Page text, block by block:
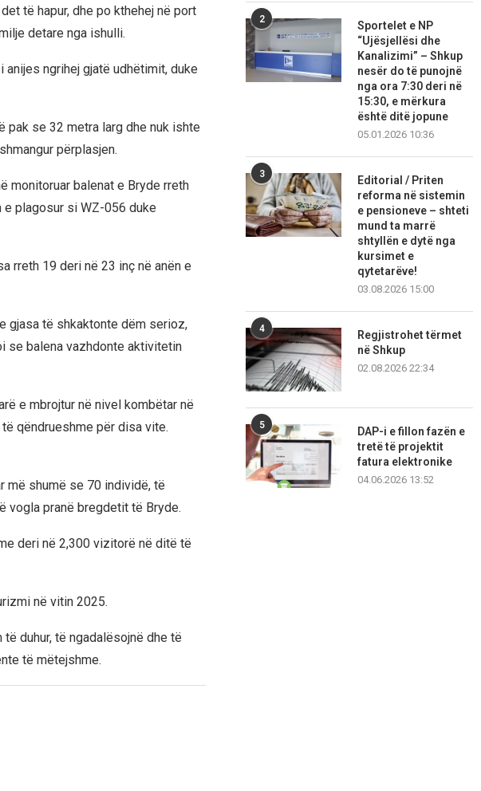
të hapur, dhe po kthehej në port
detare nga ishulli.
ngrihej gjatë udhëtimit, duke
pak se 32 metra larg dhe nuk ishte
përplasjen.
monitoruar balenat e Bryde rreth
plagosur si WZ-056 duke
rreth 19 deri në 23 inç në anën e
gjasa të shkaktonte dëm serioz,
se balena vazhdonte aktivitetin
e mbrojtur në nivel kombëtar në
qëndrueshme për disa vite.
më shumë se 70 individë, të
vogla pranë bregdetit të Bryde.
deri në 2,300 vizitorë në ditë të
në vitin 2025.
duhur, të ngadalësojnë dhe të
të mëtejshme.
2
Sportelet e NP
“Ujësjellësi dhe
Kanalizimi” – Shkup
nesër do të punojnë
nga ora 7:30 deri në
15:30, e mërkura
është ditë jopune
05.01.2026 10:36
3
Editorial / Priten
reforma në sistemin
e pensioneve – shteti
mund ta marrë
shtyllën e dytë nga
kursimet e
qytetarëve!
03.08.2026 15:00
4
Regjistrohet tërmet
në Shkup
02.08.2026 22:34
5
DAP-i e fillon fazën e
tretë të projektit
fatura elektronike
04.06.2026 13:52